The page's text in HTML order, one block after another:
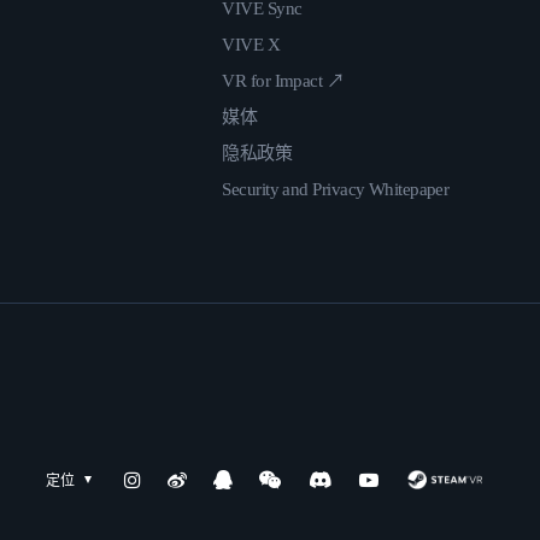
VIVE Sync
VIVE X
VR for Impact ↗
媒体
隐私政策
Security and Privacy Whitepaper
定位